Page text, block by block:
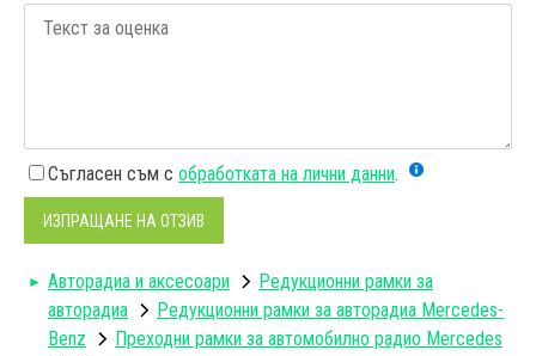
Съгласен съм с обработката на лични данни.
ИЗПРАЩАНЕ НА ОТЗИВ
Авторадиa и аксесоари
Редукционни рамки за
авторадиа
Редукционни рамки за авторадиа Mercedes-
Benz
Преходни рамки за автомобилно радио Mercedes